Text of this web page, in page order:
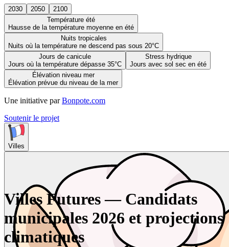
2030 2050
2100
Température été
Hausse de la température moyenne en été
Nuits tropicales
Nuits où la température ne descend pas sous 20°C
Jours de canicule
Jours où la température dépasse 35°C
Stress hydrique
Jours avec sol sec en été
Élévation niveau mer
Élévation prévue du niveau de la mer
Une initiative par Bonpote.com
Soutenir le projet
Villes
Villes Futures — Candidats
municipales 2026 et projections
climatiques